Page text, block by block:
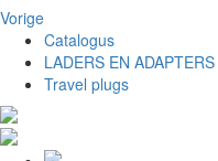
Vorige
Catalogus
LADERS EN ADAPTERS
Travel plugs